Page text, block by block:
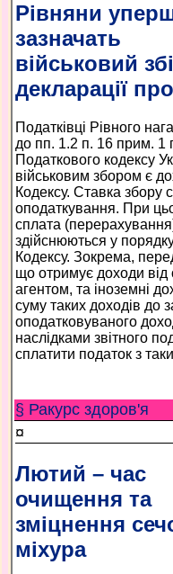
Рівняни
зазначать
військовий
декларації
Податківці Рівного
до пп. 1.2 п. 16 прим. 1
Податкового кодексу
військовим збором є
Кодексу. Ставка збору
оподаткування. При
сплата
здійснюються у
Кодексу. Зокрема,
що отримує доходи від
агентом, та іноземні
суму таких доходів до
оподатковуваного
наслідками звітного
сплатити податок з
§ Ракурс здоров'я
¤
Лютий – час
очищення та
зміцнення
міхура